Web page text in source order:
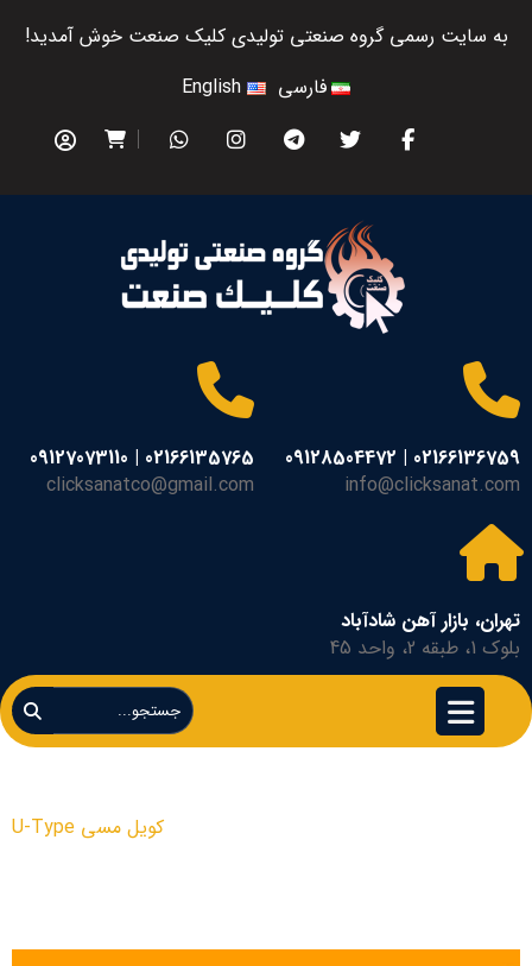
به سایت رسمی گروه صنعتی تولیدی کلیک صنعت خوش آمدید!
فارسی
English
02166136759 | 09128504472
info@clicksanat.com
02166135765 | 09127073110
clicksanatco@gmail.com
تهران، بازار آهن شادآباد
بلوک 1، طبقه 2، واحد 45
کویل مسی U-Type
کویل مسی U-Type